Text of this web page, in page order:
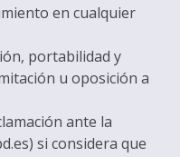
en cualquier
portabilidad y
u oposición a
ante la
si considera que